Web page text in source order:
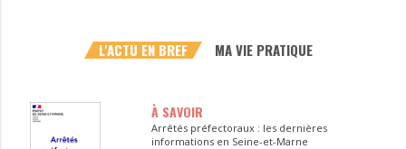
L'ACTU EN BREF MA VIE PRATIQUE
À SAVOIR
Arrêtés préfectoraux : les dernières
informations en Seine-et-Marne